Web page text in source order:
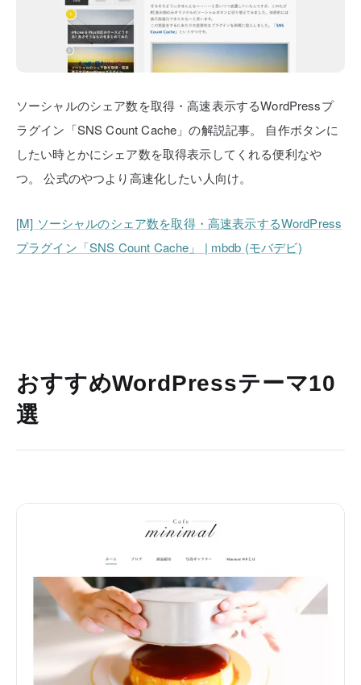
ソーシャルのシェア数を取得・高速表示するWordPressプ
ラグイン「SNS Count Cache」の解説記事。
自作ボタンに
したい時とかにシェア数を取得表示してくれる便利なや
つ。
公式のやつより高速化したい人向け。
[M] ソーシャルのシェア数を取得・高速表示するWordPress
プラグイン「SNS Count Cache」 | mbdb (モバデビ)
おすすめWordPressテーマ10
選